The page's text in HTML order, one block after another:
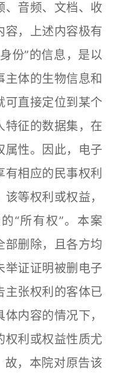
、音频、文档、收
容，上述内容极有
份”的信息，是以
主体的生物信息和
可直接定位到某个
特征的数据集，在
属性。因此，电子
相应的民事权利
等权利或权益，
“所有权”。本案
部删除，且各方均
举证证明被删电子
主张权利的客体已
内容的情况下，
权利或权益性质尤
故，本院对原告该